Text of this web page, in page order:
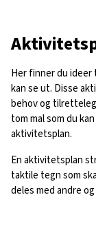
Her finner du
kan se ut. Disse
behov og
tom mal som du
aktivitetsplan.
En aktivitetsplan
taktile tegn som
deles med andre